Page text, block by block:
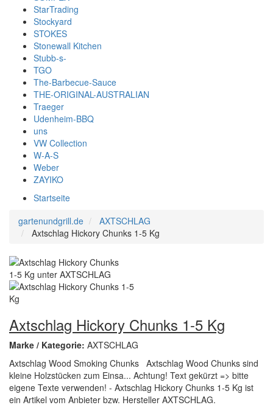
StarTrading
Stockyard
STOKES
Stonewall Kitchen
Stubb-s-
TGO
The-Barbecue-Sauce
THE-ORIGINAL-AUSTRALIAN
Traeger
Udenheim-BBQ
uns
VW Collection
W-A-S
Weber
ZAYIKO
Startseite
gartenundgrill.de
AXTSCHLAG
Axtschlag Hickory Chunks 1-5 Kg
Axtschlag Hickory Chunks 1-5 Kg
Marke / Kategorie: AXTSCHLAG
Axtschlag Wood Smoking Chunks Axtschlag Wood Chunks sind
kleine Holzstücken zum Einsa... Achtung! Text gekürzt => bitte
eigene Texte verwenden! - Axtschlag Hickory Chunks 1-5 Kg ist
ein Artikel vom Anbieter bzw. Hersteller AXTSCHLAG.